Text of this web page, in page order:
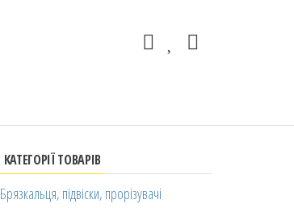
КАТЕГОРІЇ ТОВАРІВ
Брязкальця, підвіски, прорізувачі